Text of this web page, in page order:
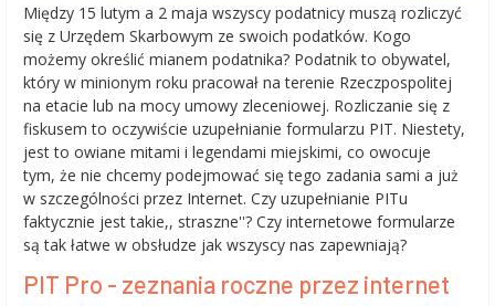
Między 15 lutym a 2 maja wszyscy podatnicy muszą rozliczyć
się z Urzędem Skarbowym ze swoich podatków. Kogo
możemy określić mianem podatnika? Podatnik to obywatel,
który w minionym roku pracował na terenie Rzeczpospolitej
na etacie lub na mocy umowy zleceniowej. Rozliczanie się z
fiskusem to oczywiście uzupełnianie formularzu PIT. Niestety,
jest to owiane mitami i legendami miejskimi, co owocuje
tym, że nie chcemy podejmować się tego zadania sami a już
w szczególności przez Internet. Czy uzupełnianie PITu
faktycznie jest takie,, straszne''? Czy internetowe formularze
są tak łatwe w obsłudze jak wszyscy nas zapewniają?
PIT Pro - zeznania roczne przez internet